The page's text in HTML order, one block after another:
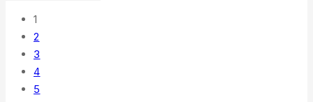
1
2
3
4
5